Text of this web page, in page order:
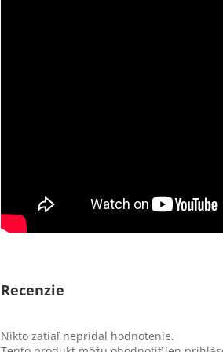
Recenzie
Nikto zatiaľ nepridal hodnotenie.